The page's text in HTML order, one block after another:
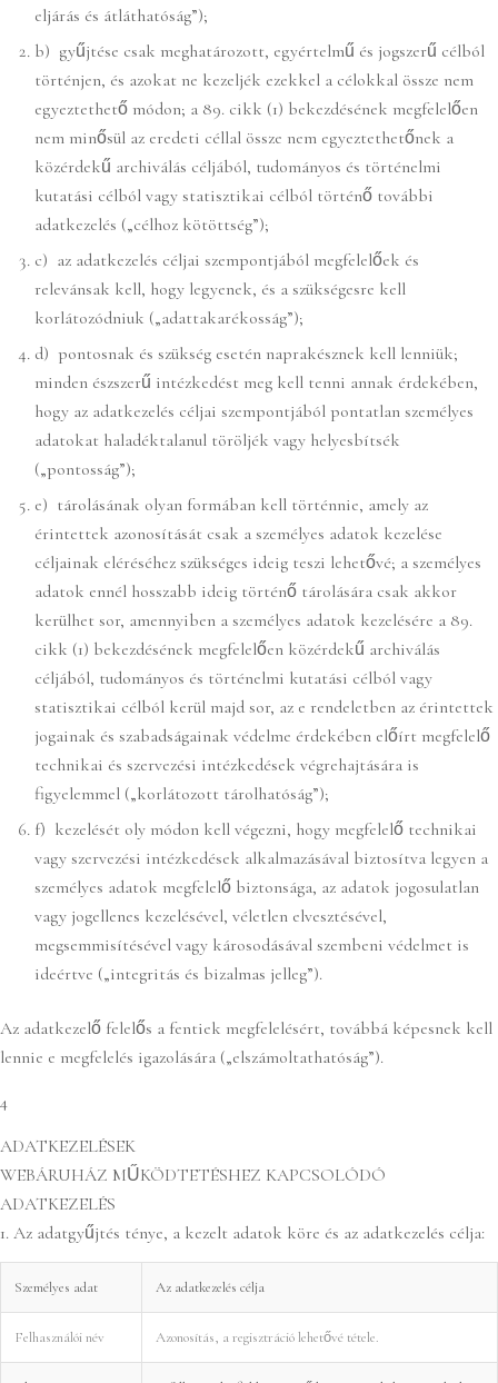
eljárás és átláthatóság”);
b) gyűjtése csak meghatározott, egyértelmű és jogszerű célból
történjen, és azokat ne kezeljék ezekkel a célokkal össze nem
egyeztethető módon; a 89. cikk (1) bekezdésének megfelelően
nem minősül az eredeti céllal össze nem egyeztethetőnek a
közérdekű archiválás céljából, tudományos és történelmi
kutatási célból vagy statisztikai célból történő további
adatkezelés („célhoz kötöttség”);
c) az adatkezelés céljai szempontjából megfelelőek és
relevánsak kell, hogy legyenek, és a szükségesre kell
korlátozódniuk („adattakarékosság”);
d) pontosnak és szükség esetén naprakésznek kell lenniük;
minden észszerű intézkedést meg kell tenni annak érdekében,
hogy az adatkezelés céljai szempontjából pontatlan személyes
adatokat haladéktalanul töröljék vagy helyesbítsék
(„pontosság”);
e) tárolásának olyan formában kell történnie, amely az
érintettek azonosítását csak a személyes adatok kezelése
céljainak eléréséhez szükséges ideig teszi lehetővé; a személyes
adatok ennél hosszabb ideig történő tárolására csak akkor
kerülhet sor, amennyiben a személyes adatok kezelésére a 89.
cikk (1) bekezdésének megfelelően közérdekű archiválás
céljából, tudományos és történelmi kutatási célból vagy
statisztikai célból kerül majd sor, az e rendeletben az érintettek
jogainak és szabadságainak védelme érdekében előírt megfelelő
technikai és szervezési intézkedések végrehajtására is
figyelemmel („korlátozott tárolhatóság”);
f) kezelését oly módon kell végezni, hogy megfelelő technikai
vagy szervezési intézkedések alkalmazásával biztosítva legyen a
személyes adatok megfelelő biztonsága, az adatok jogosulatlan
vagy jogellenes kezelésével, véletlen elvesztésével,
megsemmisítésével vagy károsodásával szembeni védelmet is
ideértve („integritás és bizalmas jelleg”).
Az adatkezelő felelős a fentiek megfelelésért, továbbá képesnek kell
lennie e megfelelés igazolására („elszámoltathatóság”).
4
ADATKEZELÉSEK
WEBÁRUHÁZ MŰKÖDTETÉSHEZ KAPCSOLÓDÓ
ADATKEZELÉS
1. Az adatgyűjtés ténye, a kezelt adatok köre és az adatkezelés célja:
Személyes adat Az adatkezelés célja
Felhasználói név Azonosítás, a regisztráció lehetővé tétele.